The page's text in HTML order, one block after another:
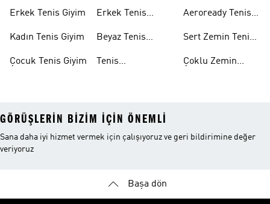
Erkek Tenis Giyim
Kadın Tenis Giyim
Çocuk Tenis Giyim
Erkek Tenis
Beyaz Tenis
Tenis
Aeroready Tenis
Sert Zemin Tenis
Çoklu Zemin
GÖRÜŞLERIN BIZIM IÇIN ÖNEMLI
Sana daha iyi hizmet vermek için çalışıyoruz ve geri bildirimine değer
veriyoruz
Başa dön